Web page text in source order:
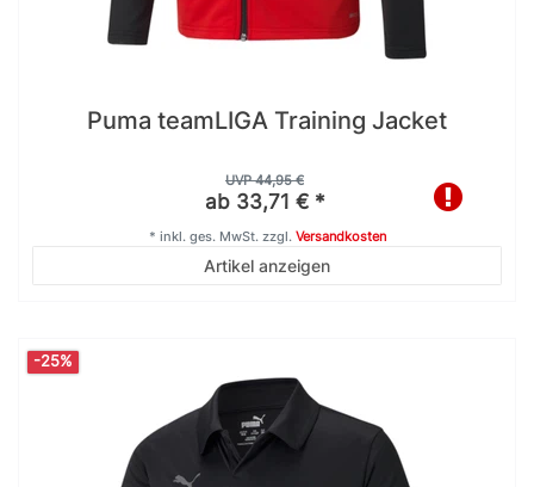
Puma teamLIGA Training Jacket
UVP 44,95 €
ab 33,71 € *
Artikel anzeigen
* inkl. ges. MwSt.zzgl. Versandkosten
-25%